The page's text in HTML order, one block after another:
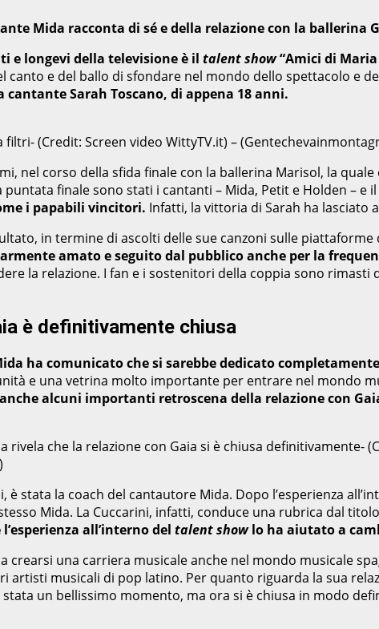
Mida racconta di sé e della relazione con la ballerina
e longevi della televisione è il talent show“Amici di Maria
e del ballo di sfondare nel mondo dello spettacolo e
Sarah Toscano, di appena 18 anni.
(Credit: Screen video WittyTV.it) –
nel corso della sfida finale con la ballerina Marisol, la
finale sono stati i cantanti – Mida, Petit e Holden – e
i papabili vincitori. Infatti, la vittoria di Sarah ha lasciato
in termine di ascolti delle sue canzoni sulle
amato e seguito dal pubblico anche per la
la relazione. I fan e i sostenitori della coppia sono
è definitivamente chiusa
ha comunicato che si sarebbe dedicato
e una vetrina molto importante per entrare nel mondo
alcuni importanti retroscena della relazione con
rivela che la relazione con Gaia si è chiusa definitivamente-
è stata la coach del cantautore Mida. Dopo l’esperienza
Mida. La Cuccarini, infatti, conduce una rubrica dal titolo
all’interno del talent showlo ha aiutato a
una carriera musicale anche nel mondo musicale
artisti musicali di pop latino. Per quanto riguarda la sua
stata un bellissimo momento, ma ora si è chiusa in modo